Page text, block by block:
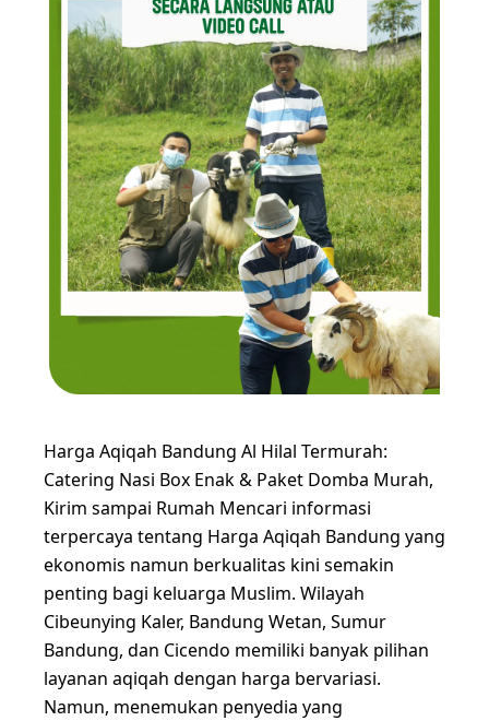
Harga Aqiqah Bandung Al Hilal Termurah:
Catering Nasi Box Enak & Paket Domba Murah,
Kirim sampai Rumah Mencari informasi
terpercaya tentang Harga Aqiqah Bandung yang
ekonomis namun berkualitas kini semakin
penting bagi keluarga Muslim. Wilayah
Cibeunying Kaler, Bandung Wetan, Sumur
Bandung, dan Cicendo memiliki banyak pilihan
layanan aqiqah dengan harga bervariasi.
Namun, menemukan penyedia yang